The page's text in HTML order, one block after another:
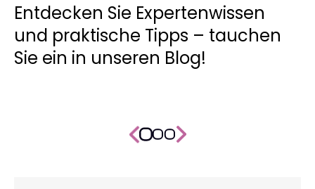
Entdecken Sie Expertenwissen
und praktische Tipps – tauchen
Sie ein in unseren Blog!